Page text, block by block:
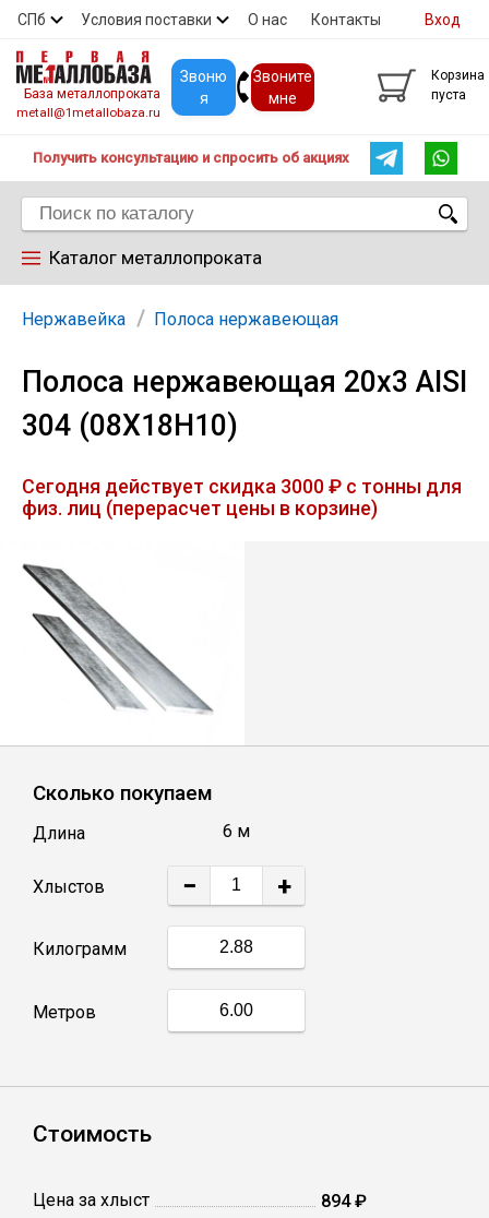
СПб Условия поставки О нас Контакты
Скидки Прайс Покупателям
Вход
База металлопроката
metall@1metallobaza.ru
Звоню
я
Звоните
мне
Корзина
пуста
Получить консультацию и спросить об акциях
Каталог металлопроката
Арматура
Труба профильная
Лист
Балка
Швеллер
Катанка
Профлист
Винтовые сваи
Нержавейка Полоса нержавеющая
Полоса нержавеющая 20х3 AISI
304 (08Х18Н10)
Сегодня действует скидка 3000 ₽ с тонны для
физ. лиц (перерасчет цены в корзине)
Сколько покупаем
Длина 6 м
Хлыстов − +
Килограмм
Метров
Стоимость
Цена за хлыст 894 ₽